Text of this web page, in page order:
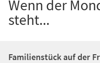
Wenn der
steht...
Familienstück auf der